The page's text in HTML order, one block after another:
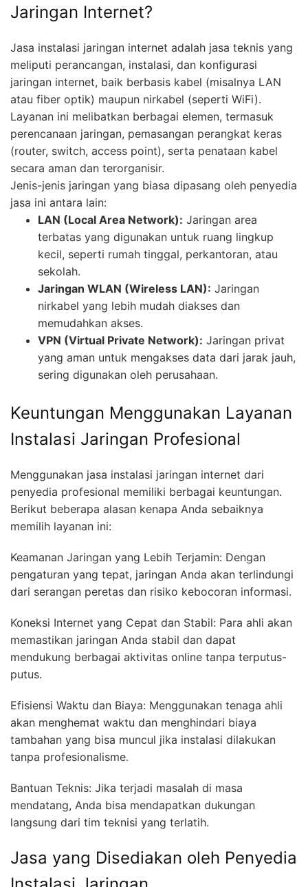
Jaringan Internet?
Jasa instalasi jaringan internet adalah jasa teknis yang
meliputi perancangan, instalasi, dan konfigurasi
jaringan internet, baik berbasis kabel (misalnya LAN
atau fiber optik) maupun nirkabel (seperti WiFi).
Layanan ini melibatkan berbagai elemen, termasuk
perencanaan jaringan, pemasangan perangkat keras
(router, switch, access point), serta penataan kabel
secara aman dan terorganisir.
Jenis-jenis jaringan yang biasa dipasang oleh penyedia
jasa ini antara lain:
LAN (Local Area Network): Jaringan area
terbatas yang digunakan untuk ruang lingkup
kecil, seperti rumah tinggal, perkantoran, atau
sekolah.
Jaringan WLAN (Wireless LAN): Jaringan
nirkabel yang lebih mudah diakses dan
memudahkan akses.
VPN (Virtual Private Network): Jaringan privat
yang aman untuk mengakses data dari jarak jauh,
sering digunakan oleh perusahaan.
Keuntungan Menggunakan Layanan
Instalasi Jaringan Profesional
Menggunakan jasa instalasi jaringan internet dari
penyedia profesional memiliki berbagai keuntungan.
Berikut beberapa alasan kenapa Anda sebaiknya
memilih layanan ini:
Keamanan Jaringan yang Lebih Terjamin: Dengan
pengaturan yang tepat, jaringan Anda akan terlindungi
dari serangan peretas dan risiko kebocoran informasi.
Koneksi Internet yang Cepat dan Stabil: Para ahli akan
memastikan jaringan Anda stabil dan dapat
mendukung berbagai aktivitas online tanpa terputus-
putus.
Efisiensi Waktu dan Biaya: Menggunakan tenaga ahli
akan menghemat waktu dan menghindari biaya
tambahan yang bisa muncul jika instalasi dilakukan
tanpa profesionalisme.
Bantuan Teknis: Jika terjadi masalah di masa
mendatang, Anda bisa mendapatkan dukungan
langsung dari tim teknisi yang terlatih.
Jasa yang Disediakan oleh Penyedia